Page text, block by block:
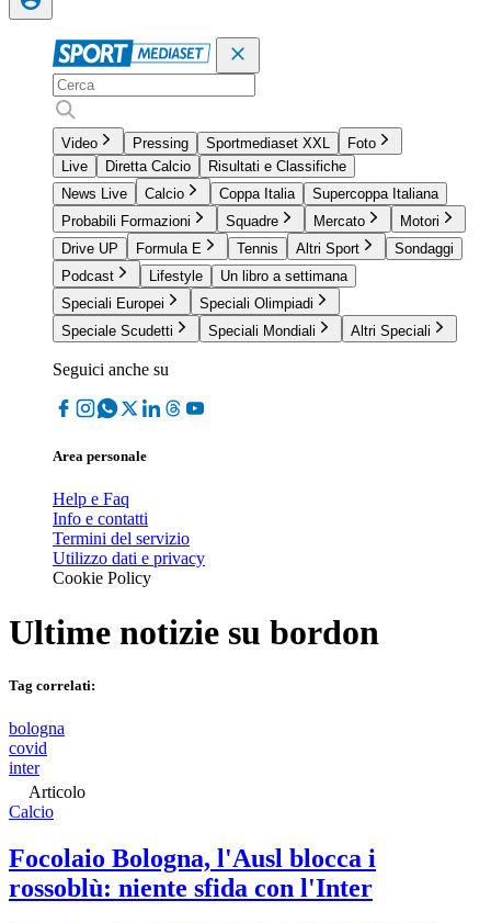
Video Pressing Sportmediaset XXL
Foto
Live
Diretta Calcio
Risultati e Classifiche
News Live
Calcio Coppa Italia
Supercoppa Italiana
Probabili Formazioni
Squadre Mercato
Motori
Drive UP
Formula E Tennis Altri Sport
Sondaggi
Podcast
Lifestyle
Un libro a settimana
Speciali Europei
Speciali Olimpiadi
Speciale Scudetti
Speciali Mondiali Altri Speciali
Seguici anche su
Area personale
Help e Faq
Info e contatti
Termini del servizio
Utilizzo dati e privacy
Cookie Policy
Ultime notizie su bordon
Tag correlati:
bologna
covid
inter
Articolo
Calcio
Focolaio Bologna, l'Ausl blocca i
rossoblù: niente sfida con l'Inter